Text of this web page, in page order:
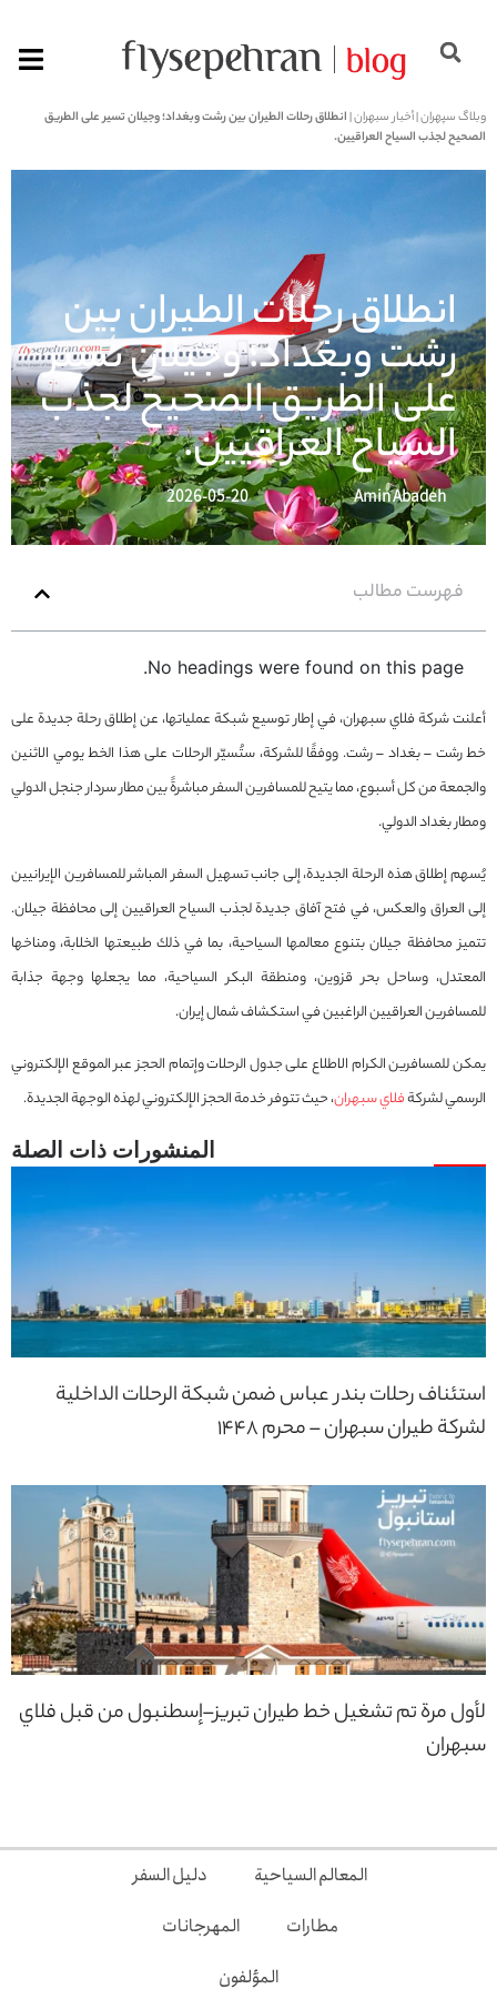
وبلاگ سپهران|أخبار سبهران|انطلاق رحلات الطيران بين رشت وبغداد؛ وجيلان تسير على الطريق
الصحيح لجذب السياح العراقيين.
انطلاق رحلات الطيران بين
رشت وبغداد؛ وجيلان تسير
على الطريق الصحيح لجذب
السياح العراقيين.
Amin Abadeh
2026-05-20
فهرست مطالب
No headings were found on this page.
أعلنت شركة فلاي سبهران، في إطار توسيع شبكة عملياتها، عن إطلاق رحلة جديدة على
خط رشت – بغداد – رشت. ووفقًا للشركة، ستُسيّر الرحلات على هذا الخط يومي الاثنين
والجمعة من كل أسبوع، مما يتيح للمسافرين السفر مباشرةً بين مطار سردار جنجل الدولي
ومطار بغداد الدولي.
يُسهم إطلاق هذه الرحلة الجديدة، إلى جانب تسهيل السفر المباشر للمسافرين الإيرانيين
إلى العراق والعكس، في فتح آفاق جديدة لجذب السياح العراقيين إلى محافظة جيلان.
تتميز محافظة جيلان بتنوع معالمها السياحية، بما في ذلك طبيعتها الخلابة، ومناخها
المعتدل، وساحل بحر قزوين، ومنطقة البكر السياحية، مما يجعلها وجهة جذابة
للمسافرين العراقيين الراغبين في استكشاف شمال إيران.
يمكن للمسافرين الكرام الاطلاع على جدول الرحلات وإتمام الحجز عبر الموقع الإلكتروني
الرسمي لشركةفلاي سبهران، حيث تتوفر خدمة الحجز الإلكتروني لهذه الوجهة الجديدة.
استئناف رحلات بندر عباس ضمن شبكة الرحلات الداخلية
لشركة طيران سبهران – محرم 1448
لأول مرة تم تشغيل خط طيران تبريز–إسطنبول من قبل فلاي
سبهران
المعالم السياحية
دليل السفر
مطارات
المهرجانات
المؤلفون